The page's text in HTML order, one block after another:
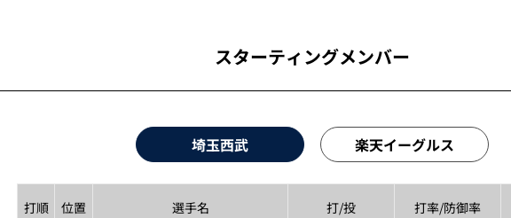
スターティングメンバー
埼玉西武 楽天イーグルス
打順 位置 選手名 打/投 打率/防御率